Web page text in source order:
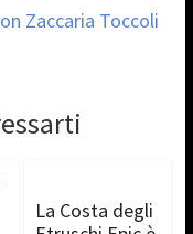
Zaccaria Toccoli
La Costa degli